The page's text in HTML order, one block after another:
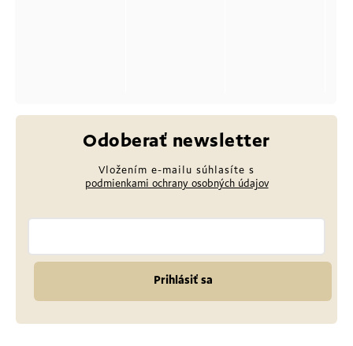
Odoberať newsletter
Vložením e-mailu súhlasíte s
podmienkami ochrany osobných údajov
Prihlásiť sa